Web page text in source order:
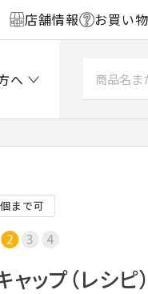
店舗情報 お買い
へ
まで可
ップ（レシピ）